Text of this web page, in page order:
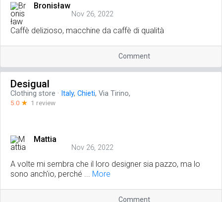
Bronisław
Nov 26, 2022
Caffè delizioso, macchine da caffè di qualità
Comment
Desigual
Clothing store · Italy, Chieti, Via Tirino,
5.0 ☆ 1 review
Mattia
Nov 26, 2022
A volte mi sembra che il loro designer sia pazzo, ma lo
sono anch'io, perché ... More
Comment